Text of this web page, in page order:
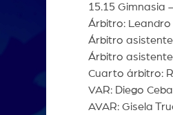
15.15 Gimnasia
Árbitro: Leandro
Árbitro
Árbitro
Cuarto árbitro:
VAR: Diego
AVAR: Gisela